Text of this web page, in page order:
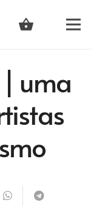
shopping_basket
uma